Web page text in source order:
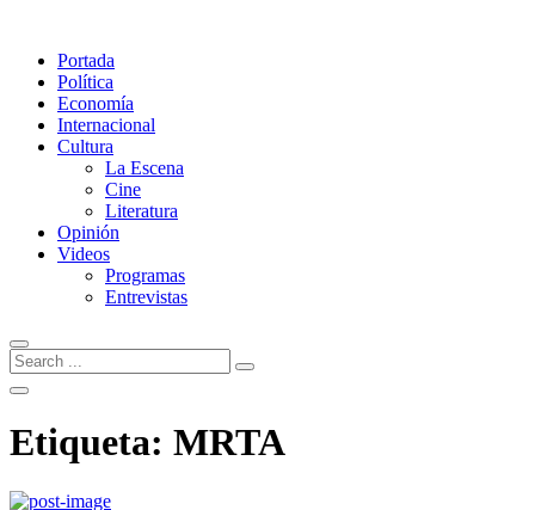
Portada
Política
Economía
Internacional
Cultura
La Escena
Cine
Literatura
Opinión
Videos
Programas
Entrevistas
Etiqueta: MRTA